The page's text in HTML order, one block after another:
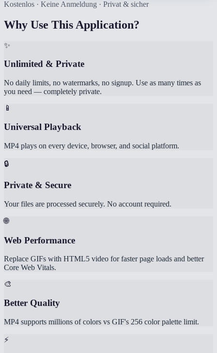
Kostenlos · Keine Anmeldung · Privat & sicher
Why Use This Application?
✨
Unlimited & Private
No daily limits, no watermarks, no signup. Use as many times as
you need — completely private.
📱
Universal Playback
MP4 plays on every device, browser, and social platform.
🔒
Private & Secure
Your files are processed securely. No account required.
🌐
Web Performance
Replace GIFs with HTML5 video for faster page loads and better
Core Web Vitals.
🎨
Better Quality
MP4 supports millions of colors vs GIF's 256 color palette limit.
⚡